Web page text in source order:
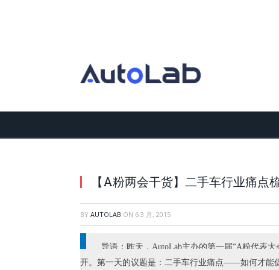
【A粉两会干货】二手车行业痛点
BY AUTOLAB ON 6 3 月, 2015
导语：昨天，AutoLab主办的第一届“A粉代表
开。第一天的议题是：二手车行业痛点——如何才能